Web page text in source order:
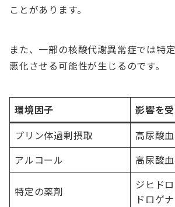
ことがあります。
また、一部の核酸代謝異常症では特
悪化させる可能性が生じるのです。
環境因子
影響を
プリン体過剰摂取
高尿酸
アルコール
高尿酸
特定の薬剤
ジヒド
ドロゲ